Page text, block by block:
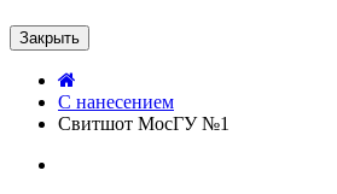
Закрыть
C нанесением
Свитшот МосГУ №1